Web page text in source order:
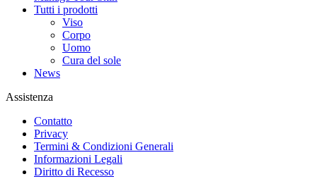
Tutti i prodotti
Viso
Corpo
Uomo
Cura del sole
News
Assistenza
Contatto
Privacy
Termini & Condizioni Generali
Informazioni Legali
Diritto di Recesso